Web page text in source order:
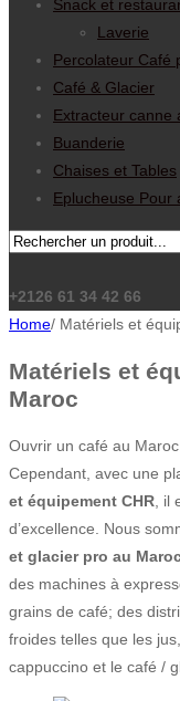
Snack et
Laverie
Percolateur Café
Café & Glacier
Extracteur canne
Buanderie
Chaises et Tables
Eplucheuse Pour
+2126 61 34 42 66
Home/ Matériels et
Matériels et
Maroc
Ouvrir un café au
Cependant, avec une
et équipement CHR ,
d’excellence. Nous
et glacier pro au
des machines à
grains de café; des
froides telles que les
cappuccino et le café /